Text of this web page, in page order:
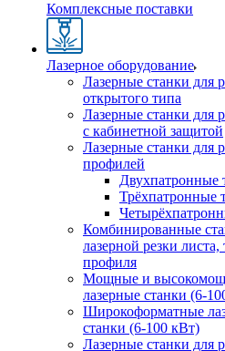
Комплексные поставки
Лазерное оборудование
Лазерные станки для
открытого типа
Лазерные станки для
с кабинетной защитой
Лазерные станки для
профилей
Двухпатронные
Трёхпатронные
Комбинированные
лазерной резки
профиля
Мощные и
лазерные станки (6-
Широкоформатные
станки (6-100 кВт)
Лазерные станки для